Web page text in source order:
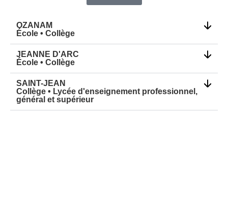
OZANAM
École • Collège
JEANNE D'ARC
École • Collège
SAINT-JEAN
Collège • Lycée d'enseignement professionnel,
général et supérieur